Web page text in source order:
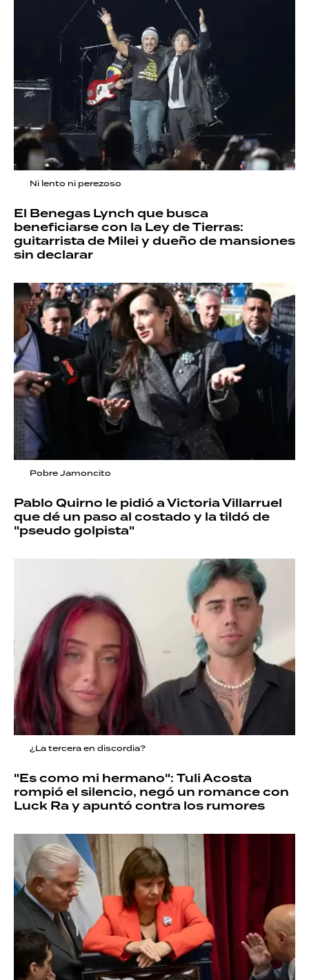
Ni lento ni perezoso
El Benegas Lynch que busca
beneficiarse con la Ley de Tierras:
guitarrista de Milei y dueño de mansiones
sin declarar
Pobre Jamoncito
Pablo Quirno le pidió a Victoria Villarruel
que dé un paso al costado y la tildó de
"pseudo golpista"
¿La tercera en discordia?
"Es como mi hermano": Tuli Acosta
rompió el silencio, negó un romance con
Luck Ra y apuntó contra los rumores